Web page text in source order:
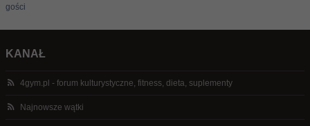
gości
KANAŁ
4gym.pl - forum kulturystyczne, fitness, dieta, suplementy
Najnowsze wątki